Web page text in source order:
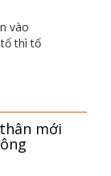
vào
thì tổ
mới